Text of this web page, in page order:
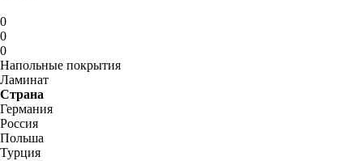
0
0
0
Напольные покрытия
Ламинат
Страна
Германия
Россия
Польша
Турция